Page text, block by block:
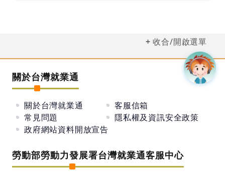
收合/開啟選單
關於台灣就業通
關於台灣就業通
客服信箱
常見問題
隱私權及資訊安全政策
政府網站資料開放宣告
勞動部勞動力發展署台灣就業通客服中心